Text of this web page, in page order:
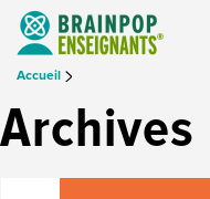
Accueil
Archives